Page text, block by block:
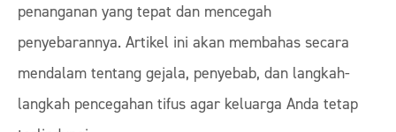
penanganan yang tepat dan mencegah
penyebarannya. Artikel ini akan membahas secara
mendalam tentang gejala, penyebab, dan langkah-
langkah pencegahan tifus agar keluarga Anda tetap